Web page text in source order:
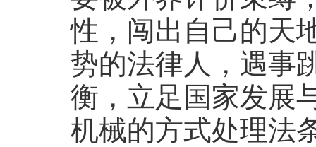
性，闯出自己的天
势的法律人，遇事
衡，立足国家发展
机械的方式处理法